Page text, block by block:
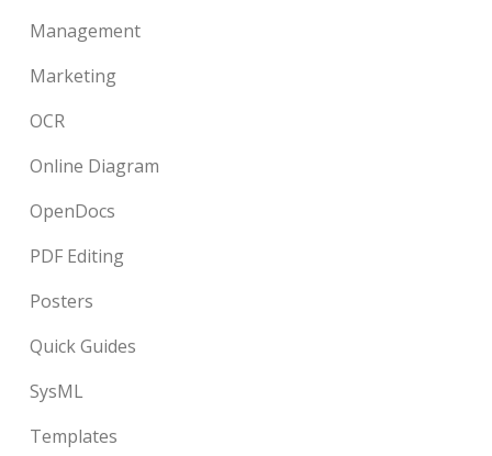
Management
Marketing
OCR
Online Diagram
OpenDocs
PDF Editing
Posters
Quick Guides
SysML
Templates